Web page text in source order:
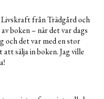
Livskraft från Trädgård och
boken – när det var dags
och det var med en stor
sälja in boken. Jag ville